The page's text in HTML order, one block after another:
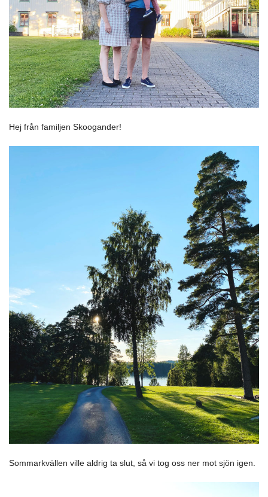
Hej från familjen Skoogander!
Sommarkvällen ville aldrig ta slut, så vi tog oss ner mot sjön igen.